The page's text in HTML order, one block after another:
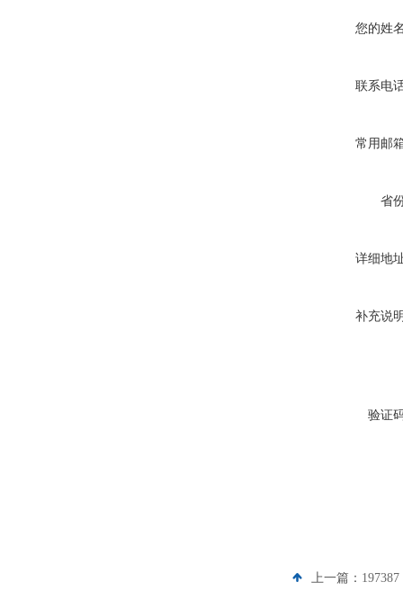
您的姓
联系电
常用邮
省
详细地
补充说
验证
上一篇：